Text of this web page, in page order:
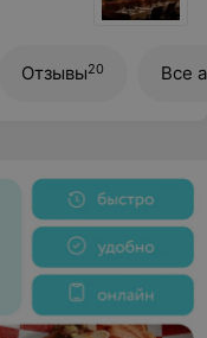
Отзывы20 Все